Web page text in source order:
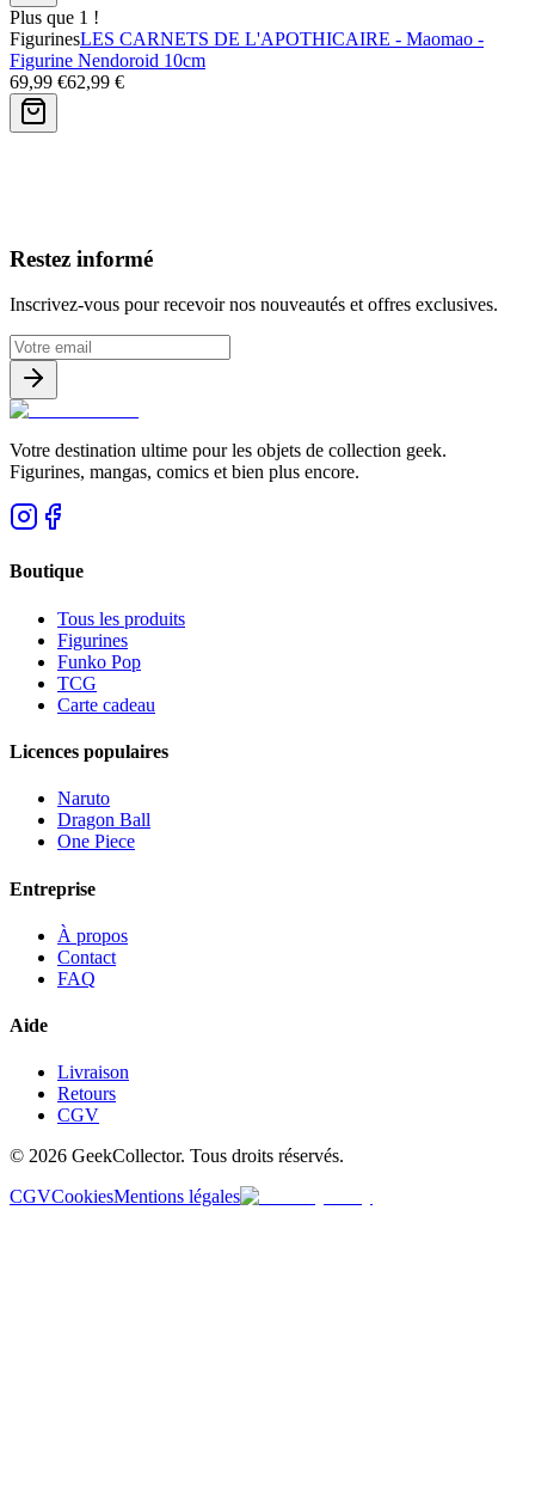
Plus que 1 !
FigurinesLES CARNETS DE L'APOTHICAIRE - Maomao -
Figurine Nendoroid 10cm
69,99 €62,99 €
Restez informé
Inscrivez-vous pour recevoir nos nouveautés et offres exclusives.
Votre destination ultime pour les objets de collection geek.
Figurines, mangas, comics et bien plus encore.
Boutique
Tous les produits
Figurines
Funko Pop
TCG
Carte cadeau
Licences populaires
Naruto
Dragon Ball
One Piece
Entreprise
À propos
Contact
FAQ
Aide
Livraison
Retours
CGV
© 2026 GeekCollector. Tous droits réservés.
CGVCookiesMentions légales